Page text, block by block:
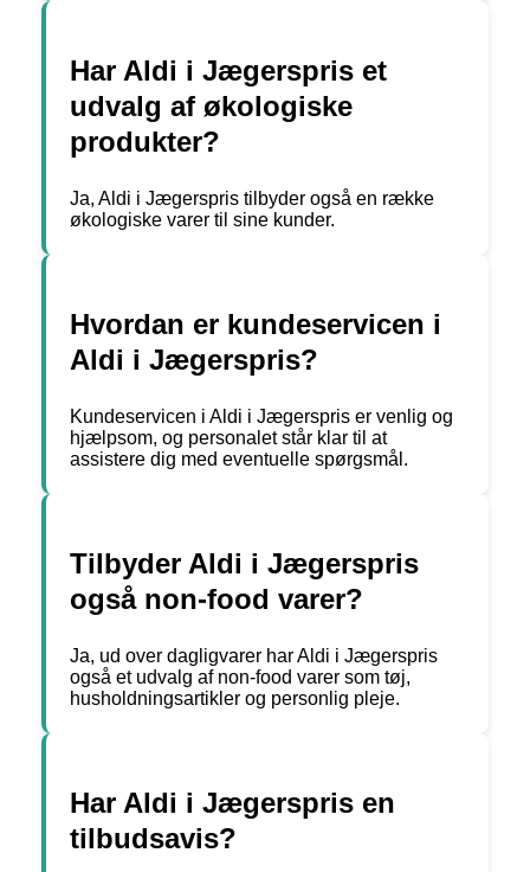
Har Aldi i Jægerspris et
udvalg af økologiske
produkter?
Ja, Aldi i Jægerspris tilbyder også en række
økologiske varer til sine kunder.
Hvordan er kundeservicen i
Aldi i Jægerspris?
Kundeservicen i Aldi i Jægerspris er venlig og
hjælpsom, og personalet står klar til at
assistere dig med eventuelle spørgsmål.
Tilbyder Aldi i Jægerspris
også non-food varer?
Ja, ud over dagligvarer har Aldi i Jægerspris
også et udvalg af non-food varer som tøj,
husholdningsartikler og personlig pleje.
Har Aldi i Jægerspris en
tilbudsavis?